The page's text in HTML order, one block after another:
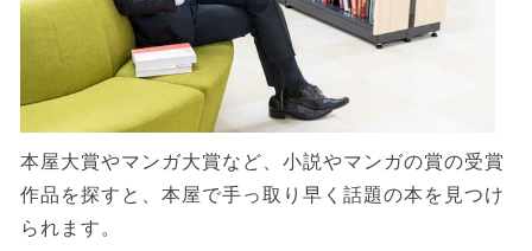
本屋大賞やマンガ大賞など、小説やマンガの賞の受賞
作品を探すと、本屋で手っ取り早く話題の本を見つけ
られます。